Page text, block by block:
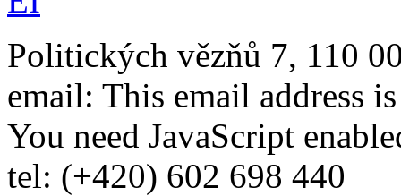
Politických vězňů 7, 110
email: This email address
You need JavaScript
tel: (+420) 602 698 440